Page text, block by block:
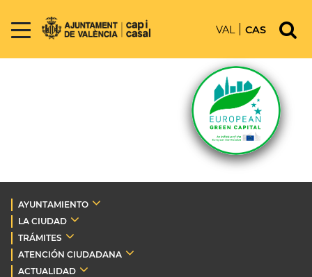
VAL CAS
AYUNTAMIENTO
LA CIUDAD
TRÁMITES
ATENCIÓN CIUDADANA
ACTUALIDAD